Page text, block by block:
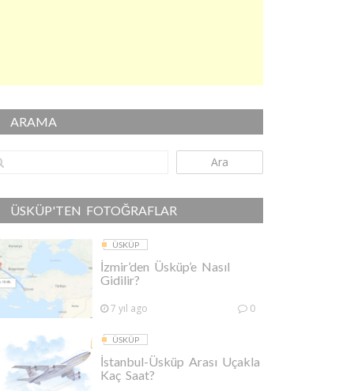
ARAMA
Ara
ÜSKÜP'TEN FOTOĞRAFLAR
ÜSKÜP
İzmir’den Üsküp’e Nasıl
Gidilir?
7 yıl ago 0
ÜSKÜP
İstanbul-Üsküp Arası Uçakla
Kaç Saat?